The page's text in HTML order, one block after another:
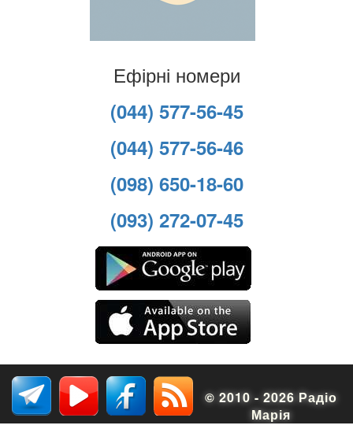
Ефірні номери
(044) 577-56-45
(044) 577-56-46
(098) 650-18-60
(093) 272-07-45
© 2010 - 2026 Радіо
Марія